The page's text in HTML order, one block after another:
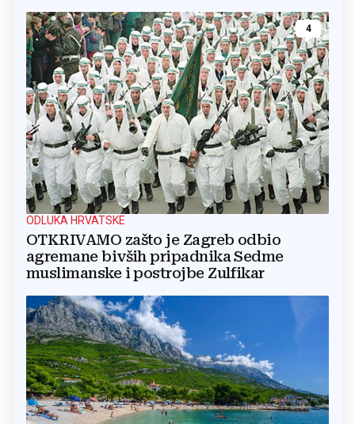
4
ODLUKA HRVATSKE
OTKRIVAMO zašto je Zagreb odbio
agremane bivših pripadnika Sedme
muslimanske i postrojbe Zulfikar